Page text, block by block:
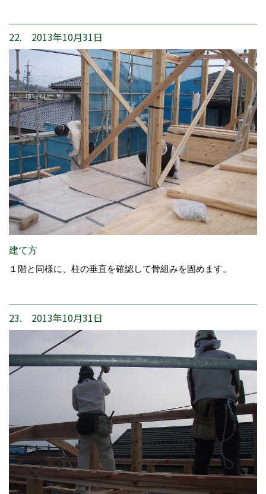
22. 2013年10月31日
建て方
１階と同様に、柱の垂直を確認して骨組みを固めます。
23. 2013年10月31日